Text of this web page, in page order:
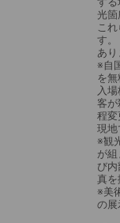
光箇
こ
す。
あり
※自
を
入
客が
程変
現地
※観
が
び
真を
※美
の展